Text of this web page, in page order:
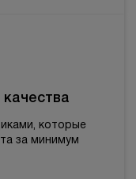
которые
за минимум